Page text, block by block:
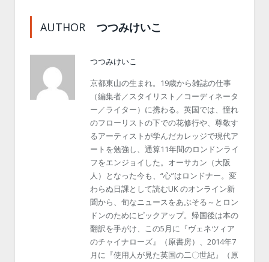
AUTHOR つつみけいこ
つつみけいこ
京都東山の生まれ。19歳から雑誌の仕事
（編集者／スタイリスト／コーディネータ
ー／ライター）に携わる。英国では、憧れ
のフローリストの下での花修行や、尊敬す
るアーティストが学んだカレッジで現代ア
ートを勉強し、通算11年間のロンドンライ
フをエンジョイした。オーサカン（大阪
人）となった今も、“心”はロンドナー。変
わらぬ日課として読むUK のオンライン新
聞から、旬なニュースをあぶそる～とロン
ドンのためにピックアップ。帰国後は本の
翻訳を手がけ、この5月に『ヴェネツィア
のチャイナローズ』（原書房）、2014年7
月に『使用人が見た英国の二〇世紀』（原